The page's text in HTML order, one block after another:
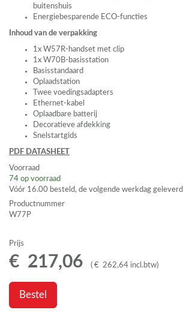
buitenshuis
Energiebesparende ECO-functies
Inhoud van de verpakking
1x W57R-handset met clip
1x W70B-basisstation
Basisstandaard
Oplaadstation
Twee voedingsadapters
Ethernet-kabel
Oplaadbare batterij
Decoratieve afdekking
Snelstartgids
PDF DATASHEET
Voorraad
74 op voorraad
Vóór 16.00 besteld, de volgende werkdag geleverd
Productnummer
W77P
Prijs
€ 217,06 ( € 262,64 incl.btw)
Bestel